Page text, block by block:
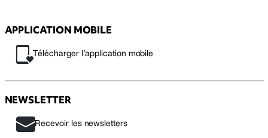
APPLICATION MOBILE
Télécharger l’application mobile
NEWSLETTER
Recevoir les newsletters